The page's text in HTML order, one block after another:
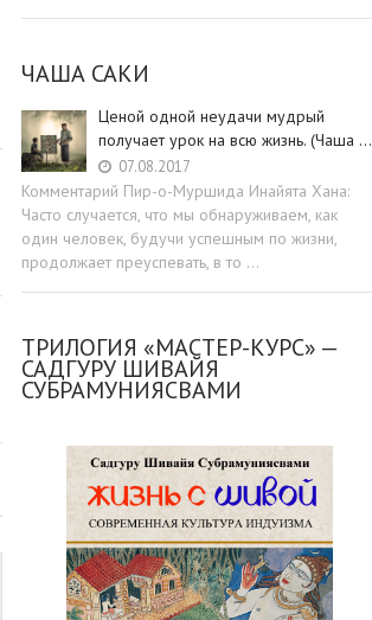
ЧАША САКИ
Ценой одной неудачи мудрый
получает урок на всю жизнь. (Чаша …
07.08.2017
Комментарий Пир-о-Муршида Инайята Хана:
Часто случается, что мы обнаруживаем, как
один человек, будучи успешным по жизни,
продолжает преуспевать, в то …
ТРИЛОГИЯ «МАСТЕР-КУРС» —
САДГУРУ ШИВАЙЯ
СУБРАМУНИЯСВАМИ